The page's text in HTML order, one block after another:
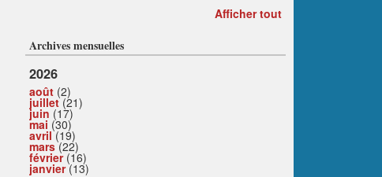
Afficher tout
Archives mensuelles
2026
août (2)
juillet(21)
juin (17)
mai (30)
avril(19)
mars(22)
février(16)
janvier(13)